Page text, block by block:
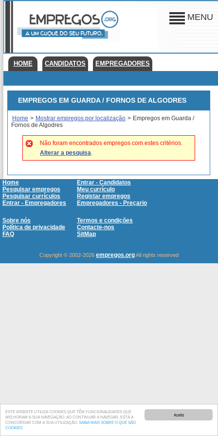
Aceito
ESTE WEBSITE UTILIZA COOKIES QUE TÊM FUNCIONALIDADES QUE
MELHORAM A SUA NAVEGAÇÃO. AO CONTINUAR A NAVEGAR, ESTÁ A
CONCORDAR COM A SUA UTILIZAÇÃO. SAIBA MAIS SOBRE O QUE SÃO
COOKIES
MENU
HOME CANDIDATOS EMPREGADORES
EMPREGOS EM GUARDA / FORNOS DE ALGODRES
Home > Mostrar empregos por localização > Empregos em Guarda /
Fornos de Algodres
Não foram encontrados empregos com estes critérios.
Alterar a pesquisa.
Home
Entrar - Candidatos
Pesquisar empregos
Meu currículo
Pesquisar currículos
Registar empregos
Entrar - Empregadores
Empregadores - Preçario
Sobre nós
Termos e condições
Política de privacidade
Contacte-nos
FAQ
SitMap
Copyright © 2002-2026 empregos.orgAll rights reserved